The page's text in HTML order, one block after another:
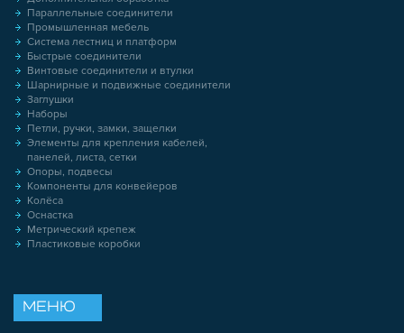
Параллельные соединители
Промышленная мебель
Система лестниц и платформ
Быстрые соединители
Винтовые соединители и втулки
Шарнирные и подвижные соединители
Заглушки
Наборы
Петли, ручки, замки, защелки
Элементы для крепления кабелей,
панелей, листа, сетки
Опоры, подвесы
Компоненты для конвейеров
Колёса
Оснастка
Метрический крепеж
Пластиковые коробки
МЕНЮ